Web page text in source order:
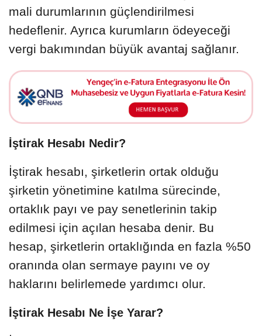
mali durumlarının güçlendirilmesi
hedeflenir. Ayrıca kurumların ödeyeceği
vergi bakımından büyük avantaj sağlanır.
İştirak Hesabı Nedir?
İştirak hesabı, şirketlerin ortak olduğu
şirketin yönetimine katılma sürecinde,
ortaklık payı ve pay senetlerinin takip
edilmesi için açılan hesaba denir. Bu
hesap, şirketlerin ortaklığında en fazla %50
oranında olan sermaye payını ve oy
haklarını belirlemede yardımcı olur.
İştirak Hesabı Ne İşe Yarar?